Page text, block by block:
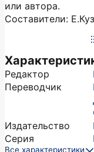
или автора.
Составители:
Редактор
Переводчик
Издательство
Серия
Все характеристики